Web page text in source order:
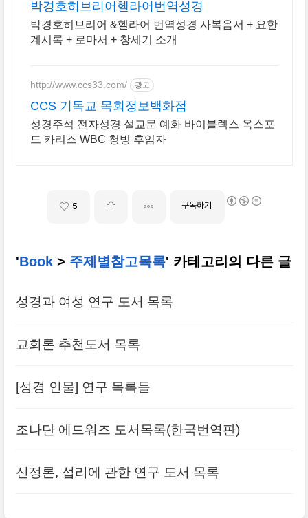
박경호히브리어헬라어번역성경
박경호히브리어 &헬라어 번역성경 사복음서 + 요한
계시록 + 로마서 + 창세기 소개
http://www.ccs33.com/ 광고
CCS 기독교 목회정보백화점
성경주석 전자성경 설교문 예화 바이블렉스 옥스포
드 카리스 WBC 청빙 후임자
5 구독하기
'Book> 주제별참고목록' 카테고리의 다른 글
성경과 여성 연구 도서 목록
교회론 추천도서 목록
[성경 인물] 연구 목록들
조나단 에드워즈 도서목록(한국번역판)
신정론, 섭리에 관한 연구 도서 목록